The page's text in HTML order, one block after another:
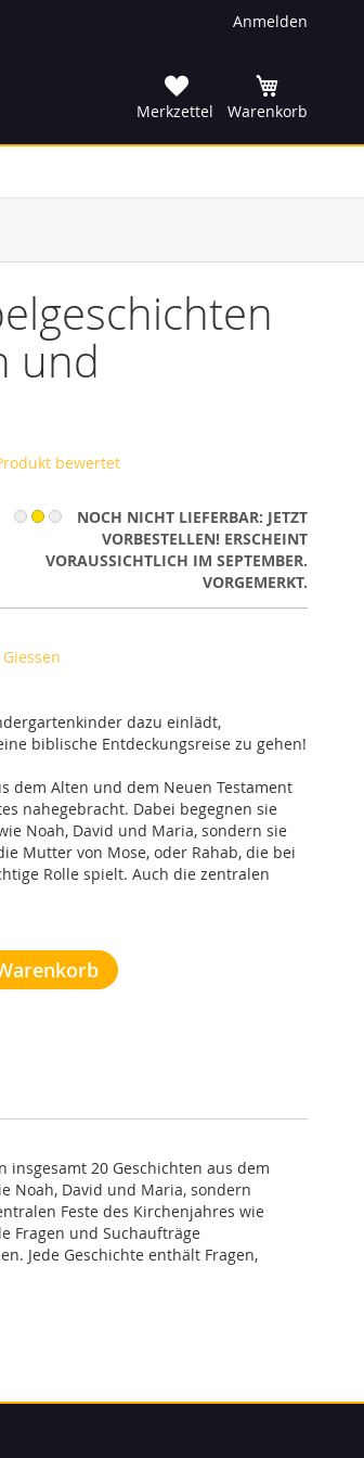
Anmelden
Merkzettel
Warenkorb
und
bewertet
NOCH NICHT LIEFERBAR: JETZT
VORBESTELLEN! ERSCHEINT
VORAUSSICHTLICH IM SEPTEMBER.
VORGEMERKT.
dazu einlädt,
biblische Entdeckungsreise zu gehen!
dem Alten und dem Neuen Testament
nahegebracht. Dabei begegnen sie
Noah, David und Maria, sondern sie
Mutter von Mose, oder Rahab, die bei
Rolle spielt. Auch die zentralen
20 Geschichten aus dem
Noah, David und Maria, sondern
Feste des Kirchenjahres wie
Fragen und Suchaufträge
Jede Geschichte enthält Fragen,